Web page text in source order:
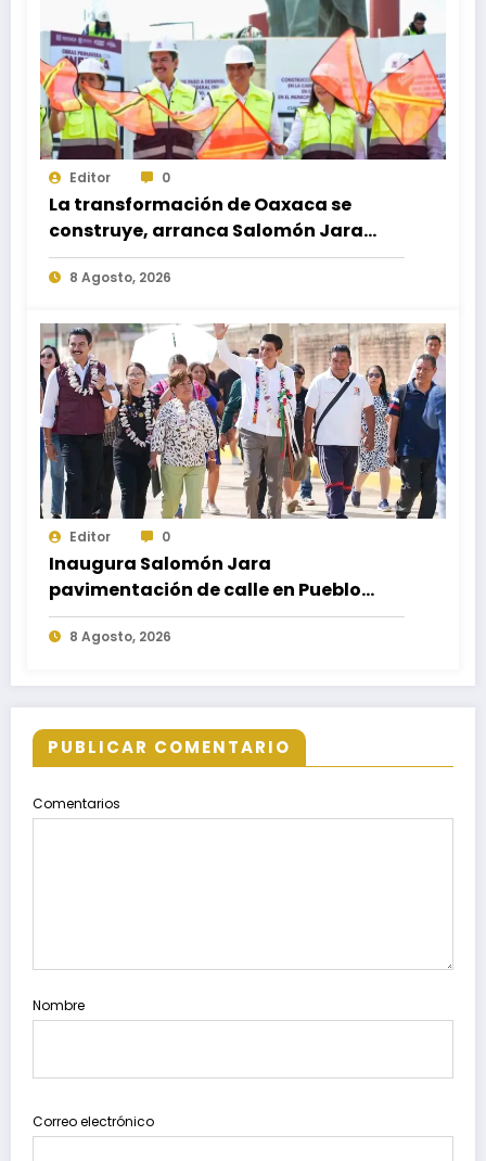
Editor 0
La transformación de Oaxaca se
construye, arranca Salomón Jara
obra del paso a desnivel en la
carretera federal 190 kilómetro 184 +
8 Agosto, 2026
Editor 0
Inaugura Salomón Jara
pavimentación de calle en Pueblo
Nuevo; fortalece movilidad y
conectividad
8 Agosto, 2026
PUBLICAR COMENTARIO
Comentarios
Nombre
Correo electrónico